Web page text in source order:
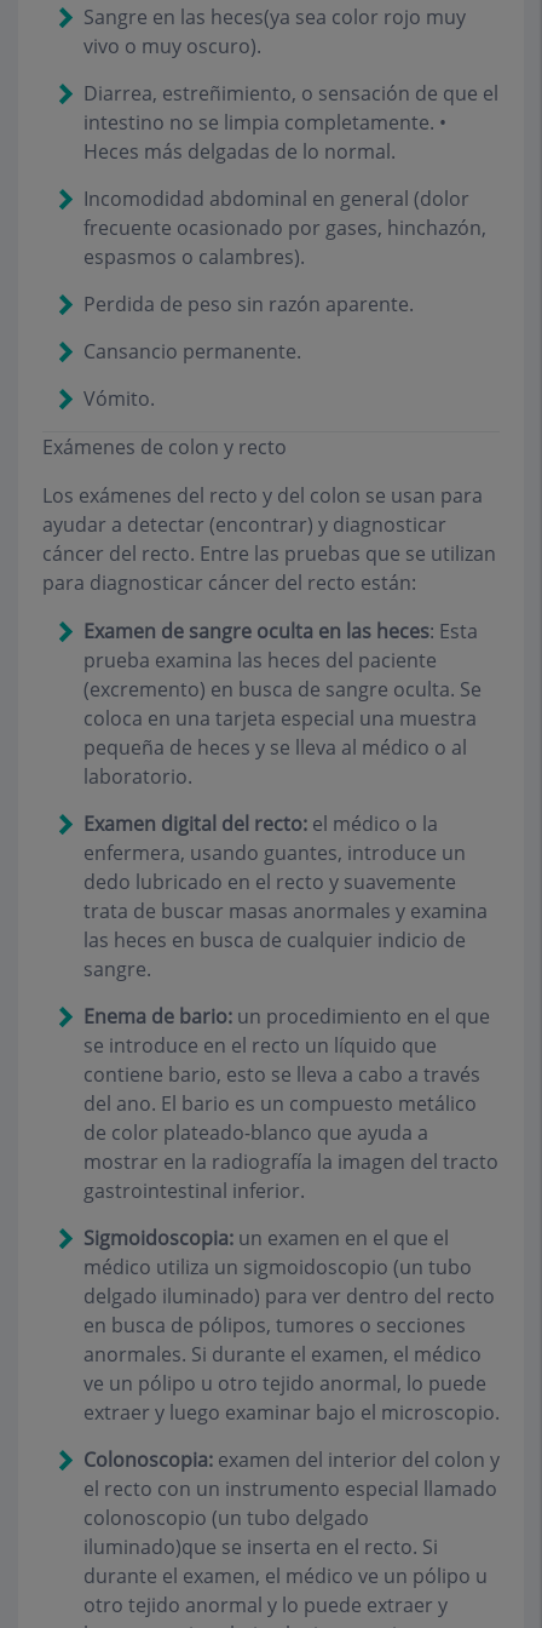
Sangre en las heces(ya sea color rojo muy
vivo o muy oscuro).
Diarrea, estreñimiento, o sensación de que el
intestino no se limpia completamente. •
Heces más delgadas de lo normal.
Incomodidad abdominal en general (dolor
frecuente ocasionado por gases, hinchazón,
espasmos o calambres).
Perdida de peso sin razón aparente.
Cansancio permanente.
Vómito.
Exámenes de colon y recto
Los exámenes del recto y del colon se usan para
ayudar a detectar (encontrar) y diagnosticar
cáncer del recto. Entre las pruebas que se utilizan
para diagnosticar cáncer del recto están:
Examen de sangre oculta en las heces: Esta
prueba examina las heces del paciente
(excremento) en busca de sangre oculta. Se
coloca en una tarjeta especial una muestra
pequeña de heces y se lleva al médico o al
laboratorio.
Examen digital del recto: el médico o la
enfermera, usando guantes, introduce un
dedo lubricado en el recto y suavemente
trata de buscar masas anormales y examina
las heces en busca de cualquier indicio de
sangre.
Enema de bario: un procedimiento en el que
se introduce en el recto un líquido que
contiene bario, esto se lleva a cabo a través
del ano. El bario es un compuesto metálico
de color plateado-blanco que ayuda a
mostrar en la radiografía la imagen del tracto
gastrointestinal inferior.
Sigmoidoscopia: un examen en el que el
médico utiliza un sigmoidoscopio (un tubo
delgado iluminado) para ver dentro del recto
en busca de pólipos, tumores o secciones
anormales. Si durante el examen, el médico
ve un pólipo u otro tejido anormal, lo puede
extraer y luego examinar bajo el microscopio.
Colonoscopia: examen del interior del colon y
el recto con un instrumento especial llamado
colonoscopio (un tubo delgado
iluminado)que se inserta en el recto. Si
durante el examen, el médico ve un pólipo u
otro tejido anormal y lo puede extraer y